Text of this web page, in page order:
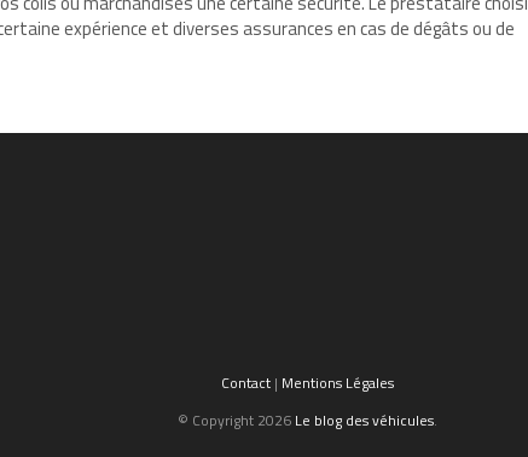
expérience et diverses assurances en cas de dégâts ou de
Contact| Mentions Légales
© Copyright 2026 Le blog des véhicules.